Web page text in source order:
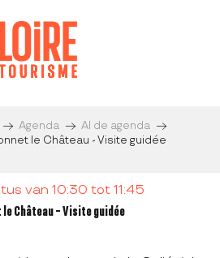
Agenda
Al de agenda
le Château - Visite guidée
van 10:30 tot 11:45
Château - Visite guidée